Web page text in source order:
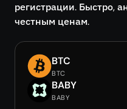
регистрации. Быстро,
честным ценам.
BTC
BTC
BABY
BABY